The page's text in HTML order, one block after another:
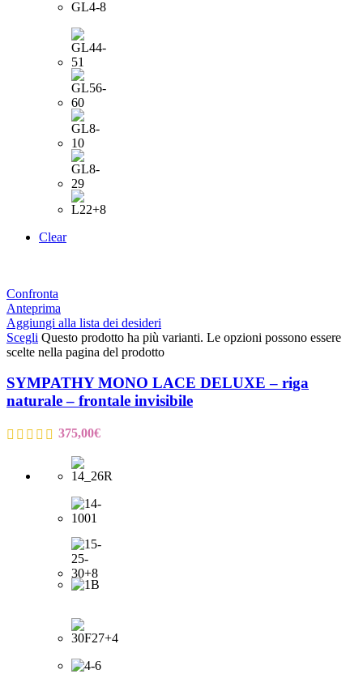
Clear
Confronta
Anteprima
Aggiungi alla lista dei desideri
Scegli Questo prodotto ha più varianti. Le opzioni possono essere
scelte nella pagina del prodotto
SYMPATHY MONO LACE DELUXE – riga
naturale – frontale invisibile
375,00€